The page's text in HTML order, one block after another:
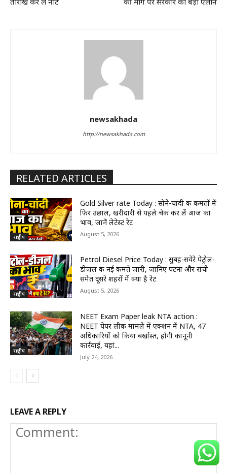
newsakhada
http://newsakhada.com
RELATED ARTICLES
राष्ट्रीय
Gold Silver rate Today : सोने-चांदी की कीमतों में
फिर उछाल, खरीदारी से पहले चेक कर लें आज का
भाव, जानें लेटेस्ट रेट
August 5, 2026
राष्ट्रीय
Petrol Diesel Price Today : सुबह-सवेरे पेट्रोल-
डीजल की नई कीमतें जारी, जानिए पटना और रांची
समेत दूसरे शहरों में क्या है रेट
August 5, 2026
राष्ट्रीय
NEET Exam Paper leak NTA action :
NEET पेपर लीक मामले में एक्शन में NTA, 47
अधिकारियों को किया बर्खास्त, होगी कानूनी
कार्रवाई, यहां...
July 24, 2026
LEAVE A REPLY